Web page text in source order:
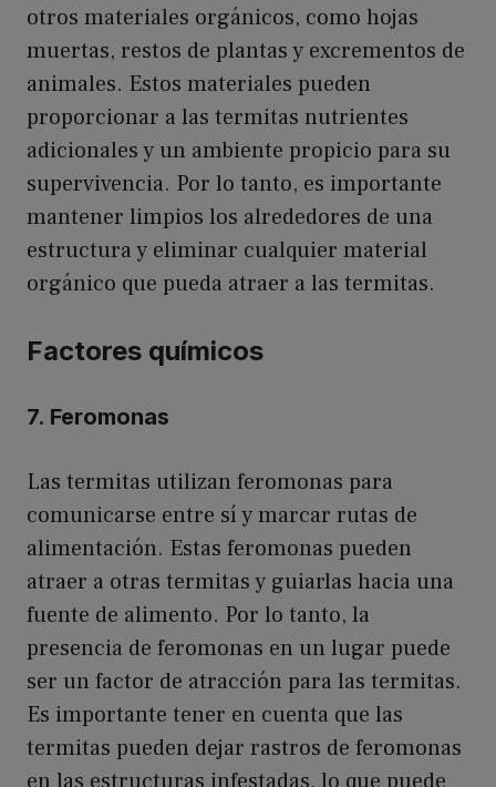
otros materiales orgánicos, como hojas
muertas, restos de plantas y excrementos de
animales. Estos materiales pueden
proporcionar a las termitas nutrientes
adicionales y un ambiente propicio para su
supervivencia. Por lo tanto, es importante
mantener limpios los alrededores de una
estructura y eliminar cualquier material
orgánico que pueda atraer a las termitas.
Factores químicos
7. Feromonas
Las termitas utilizan feromonas para
comunicarse entre sí y marcar rutas de
alimentación. Estas feromonas pueden
atraer a otras termitas y guiarlas hacia una
fuente de alimento. Por lo tanto, la
presencia de feromonas en un lugar puede
ser un factor de atracción para las termitas.
Es importante tener en cuenta que las
termitas pueden dejar rastros de feromonas